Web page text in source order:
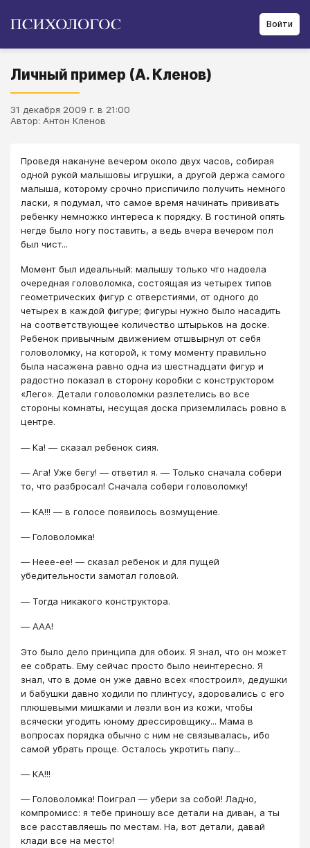
Войти
Личный пример (А. Кленов)
31 декабря 2009 г. в 21:00
Автор: Антон Кленов
Проведя накануне вечером около двух часов, собирая
одной рукой малышовы игрушки, а другой держа самого
малыша, которому срочно приспичило получить немного
ласки, я подумал, что самое время начинать прививать
ребенку немножко интереса к порядку. В гостиной опять
негде было ногу поставить, а ведь вчера вечером пол
был чист...
Момент был идеальный: малышу только что надоела
очередная головоломка, состоящая из четырех типов
геометрических фигур с отверстиями, от одного до
четырех в каждой фигуре; фигуры нужно было насадить
на соответствующее количество штырьков на доске.
Ребенок привычным движением отшвырнул от себя
головоломку, на которой, к тому моменту правильно
была насажена равно одна из шестнадцати фигур и
радостно показал в сторону коробки с конструктором
«Лего». Детали головоломки разлетелись во все
стороны комнаты, несущая доска приземлилась ровно в
центре.
― Ка! ― сказал ребенок сияя.
― Ага! Уже бегу! ― ответил я. ― Только сначала собери
то, что разбросал! Сначала собери головоломку!
― КА!!! ― в голосе появилось возмущение.
― Головоломка!
― Неее-ее! ― сказал ребенок и для пущей
убедительности замотал головой.
― Тогда никакого конструктора.
― ААА!
Это было дело принципа для обоих. Я знал, что он может
ее собрать. Ему сейчас просто было неинтересно. Я
знал, что в доме он уже давно всех «построил», дедушки
и бабушки давно ходили по плинтусу, здоровались с его
плюшевыми мишками и лезли вон из кожи, чтобы
всячески угодить юному дрессировщику... Мама в
вопросах порядка обычно с ним не связывалась, ибо
самой убрать проще. Осталось укротить папу...
― КА!!!
― Головоломка! Поиграл ― убери за собой! Ладно,
компромисс: я тебе приношу все детали на диван, а ты
все расставляешь по местам. На, вот детали, давай
клади все на место!